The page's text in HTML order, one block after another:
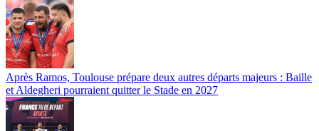
Après Ramos, Toulouse prépare deux autres départs majeurs : Baille
et Aldegheri pourraient quitter le Stade en 2027